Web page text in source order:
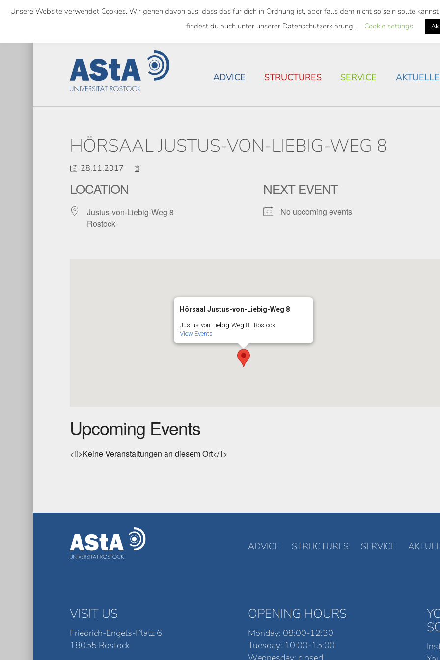
Skip
content
NATIONWIDE SEMESTER TICKET HOUSING SITUATION IN
ADVICE STRUCTURES SERVICE
HÖRSAAL JUSTUS-VON-LIEBIG-WEG 8
28.11.2017
LOCATION
Justus-von-Liebig-Weg 8
Rostock
NEXT EVENT
No upcoming events
Hörsaal Justus-von-Liebig-Weg 8
Justus-von-Liebig-Weg 8 - Rostock
View Events
Upcoming Events
<li>Keine Veranstaltungen an diesem Ort</li>
ADVICE STRUCTURES SERVICE
VISIT US
Friedrich-Engels-Platz 6
18055 Rostock
OPENING HOURS
Monday: 08:00-12:30
Tuesday: 10:00-15:00
Wednesday: closed
Unsere Website verwendet Cookies. Wir gehen davon aus, dass das für dich in Ordnung ist, aber falls dem nicht so sein sollte
findest du auch unter unserer Datenschutzerklärung.
Cookie settings